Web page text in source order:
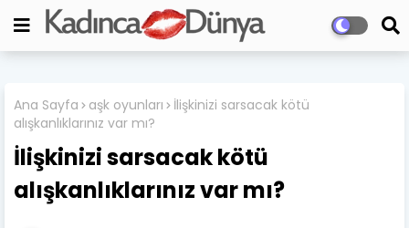
Ana Sayfa aşk oyunları
İlişkinizi sarsacak kötü
alışkanlıklarınız var mı?
İlişkinizi sarsacak kötü
alışkanlıklarınız var mı?